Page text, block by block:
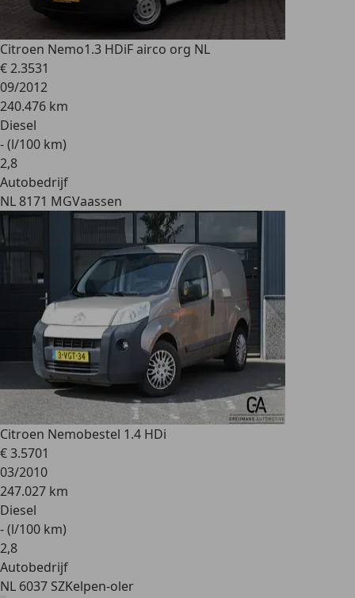
Citroen Nemo1.3 HDiF airco org NL
€ 2.3531
09/2012
240.476 km
Diesel
- (l/100 km)
2,8
Autobedrijf
NL 8171 MGVaassen
Citroen Nemobestel 1.4 HDi
€ 3.5701
03/2010
247.027 km
Diesel
- (l/100 km)
2,8
Autobedrijf
NL 6037 SZKelpen-oler